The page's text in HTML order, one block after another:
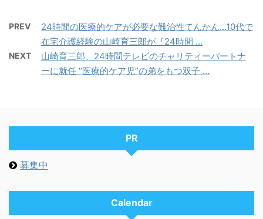
PREV
24時間の医療的ケアが必要な難治性てんかん…10代で
在宅介護経験の山崎育三郎が『24時間 ...
NEXT
山崎育三郎、24時間テレビのチャリティーパートナ
ーに就任 “医療的ケア児”の弟をもつ双子 ...
PR
募集中
Calendar